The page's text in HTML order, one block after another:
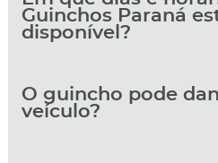
Guinchos Paraná
disponível?
O guincho pode
veículo?